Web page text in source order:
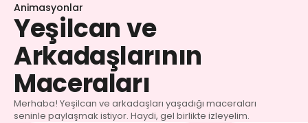
Animasyonlar
Yeşilcan ve
Arkadaşlarının
Maceraları
Merhaba! Yeşilcan ve arkadaşları yaşadığı maceraları
seninle paylaşmak istiyor. Haydi, gel birlikte izleyelim.